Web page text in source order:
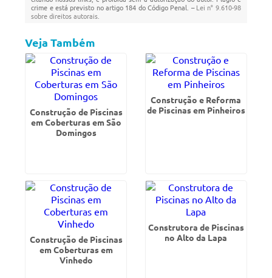
crime e está previsto no artigo 184 do Código Penal. –Lei n° 9.610-98
sobre direitos autorais
Veja Também
Construção de Piscinas
em Coberturas em São
Domingos
Construção e Reforma
de Piscinas em Pinheiros
Construção de Piscinas
em Coberturas em
Vinhedo
Construtora de Piscinas
no Alto da Lapa